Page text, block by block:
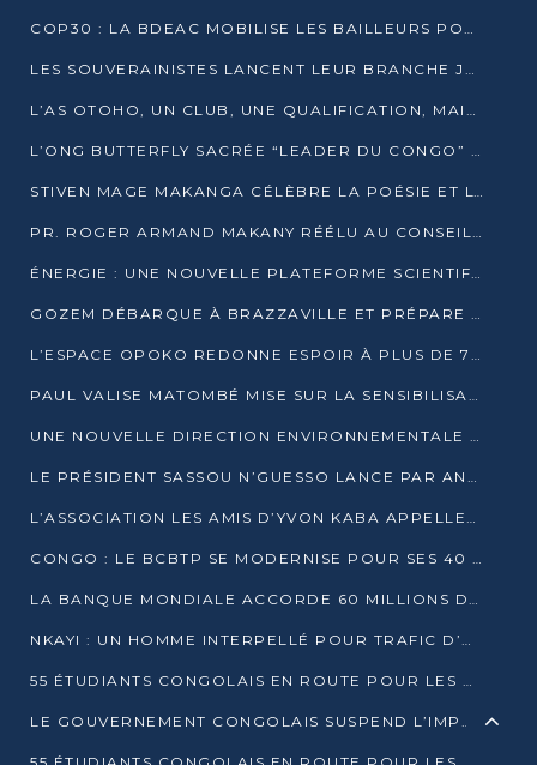
COP30 : LA BDEAC MOBILISE LES BAILLEURS POUR LE FONDS BLEU DU BASSIN DU CONGO
LES SOUVERAINISTES LANCENT LEUR BRANCHE JEUNE À BRAZZAVILLE
L’AS OTOHO, UN CLUB, UNE QUALIFICATION, MAIS ENCORE DES DOUTES
L’ONG BUTTERFLY SACRÉE “LEADER DU CONGO” AU PRIX D’EXCELLENCE 2025
STIVEN MAGE MAKANGA CÉLÈBRE LA POÉSIE ET L’HUMAIN AVEC SON RECUEIL “HECTARE”
PR. ROGER ARMAND MAKANY RÉÉLU AU CONSEIL DE L’AUF
ÉNERGIE : UNE NOUVELLE PLATEFORME SCIENTIFIQUE POUR LA TRANSITION ÉNERGÉTIQUE EN AFRIQUE CENTRALE
GOZEM DÉBARQUE À BRAZZAVILLE ET PRÉPARE SON ARRIVÉE À POINTE-NOIRE
L’ESPACE OPOKO REDONNE ESPOIR À PLUS DE 775 ÉLÈVES AUTOCHTONES DANS LE NORD DU CONGO
PAUL VALISE MATOMBÉ MISE SUR LA SENSIBILISATION POUR ÉRAQUER LE GRAND BANDITISME
UNE NOUVELLE DIRECTION ENVIRONNEMENTALE POUR RENFORCER LA GESTION DES DONNÉES AU CONGO
LE PRÉSIDENT SASSOU N’GUESSO LANCE PAR ANTICIPATION LA 39ÈME JOURNÉE NATIONALE DE L’ARBRE
L’ASSOCIATION LES AMIS D’YVON KABA APPELLENT DENIS SASSOU N’GUESSO À SE PORTER CANDIDAT
CONGO : LE BCBTP SE MODERNISE POUR SES 40 ANS D’EXISTENCE
LA BANQUE MONDIALE ACCORDE 60 MILLIONS DE DOLLARS POUR LA RÉSILIENCE URBAINE AU CONGO
NKAYI : UN HOMME INTERPELLÉ POUR TRAFIC D’UN BÉBÉ CHIMPANZÉ
55 ÉTUDIANTS CONGOLAIS EN ROUTE POUR LES UNIVERSITÉS ALGÉRIENNES
LE GOUVERNEMENT CONGOLAIS SUSPEND L’IMPORTATION DES MACHETTES ET DES MOTOS